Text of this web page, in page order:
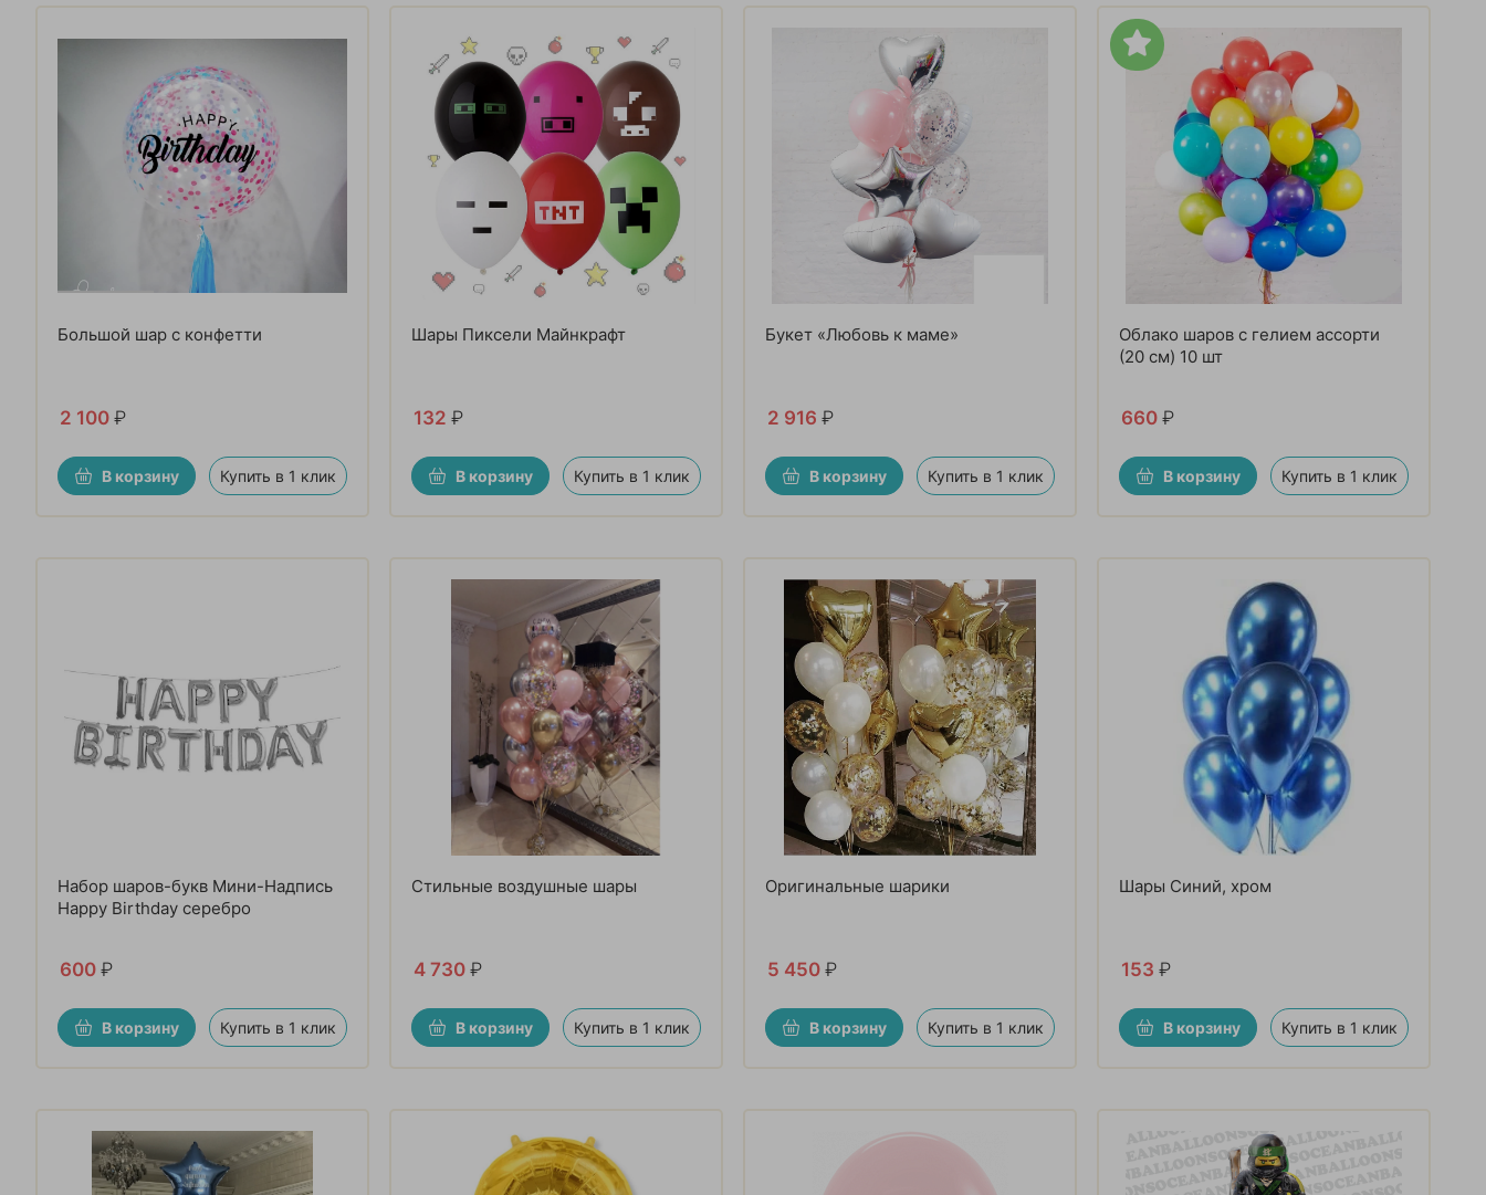
Большой шар с конфетти
2 100 ₽
В корзину Купить в 1 клик
Шары Пиксели Майнкрафт
132 ₽
В корзину Купить в 1 клик
Букет «Любовь к маме»
2 916 ₽
В корзину Купить в 1 клик
Облако шаров с гелием ассорти
(20 см) 10 шт
660 ₽
В корзину Купить в 1 клик
Набор шаров-букв Мини-Надпись
Happy Birthday серебро
600 ₽
В корзину Купить в 1 клик
Стильные воздушные шары
4 730 ₽
В корзину Купить в 1 клик
Оригинальные шарики
5 450 ₽
В корзину Купить в 1 клик
Шары Синий, хром
153 ₽
В корзину Купить в 1 клик